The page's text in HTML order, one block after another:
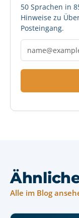
50 Sprachen in
Hinweise zu
Posteingang.
Alle im Blog